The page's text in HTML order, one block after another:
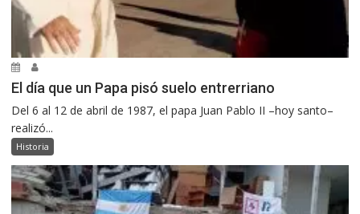
El día que un Papa pisó suelo entrerriano
Del 6 al 12 de abril de 1987, el papa Juan Pablo II –hoy santo–
realizó...
Historia